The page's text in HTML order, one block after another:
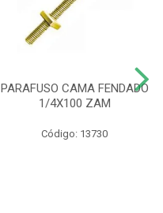
PARAFUSO CAMA FENDADO
1/4X100 ZAM
Código: 13730